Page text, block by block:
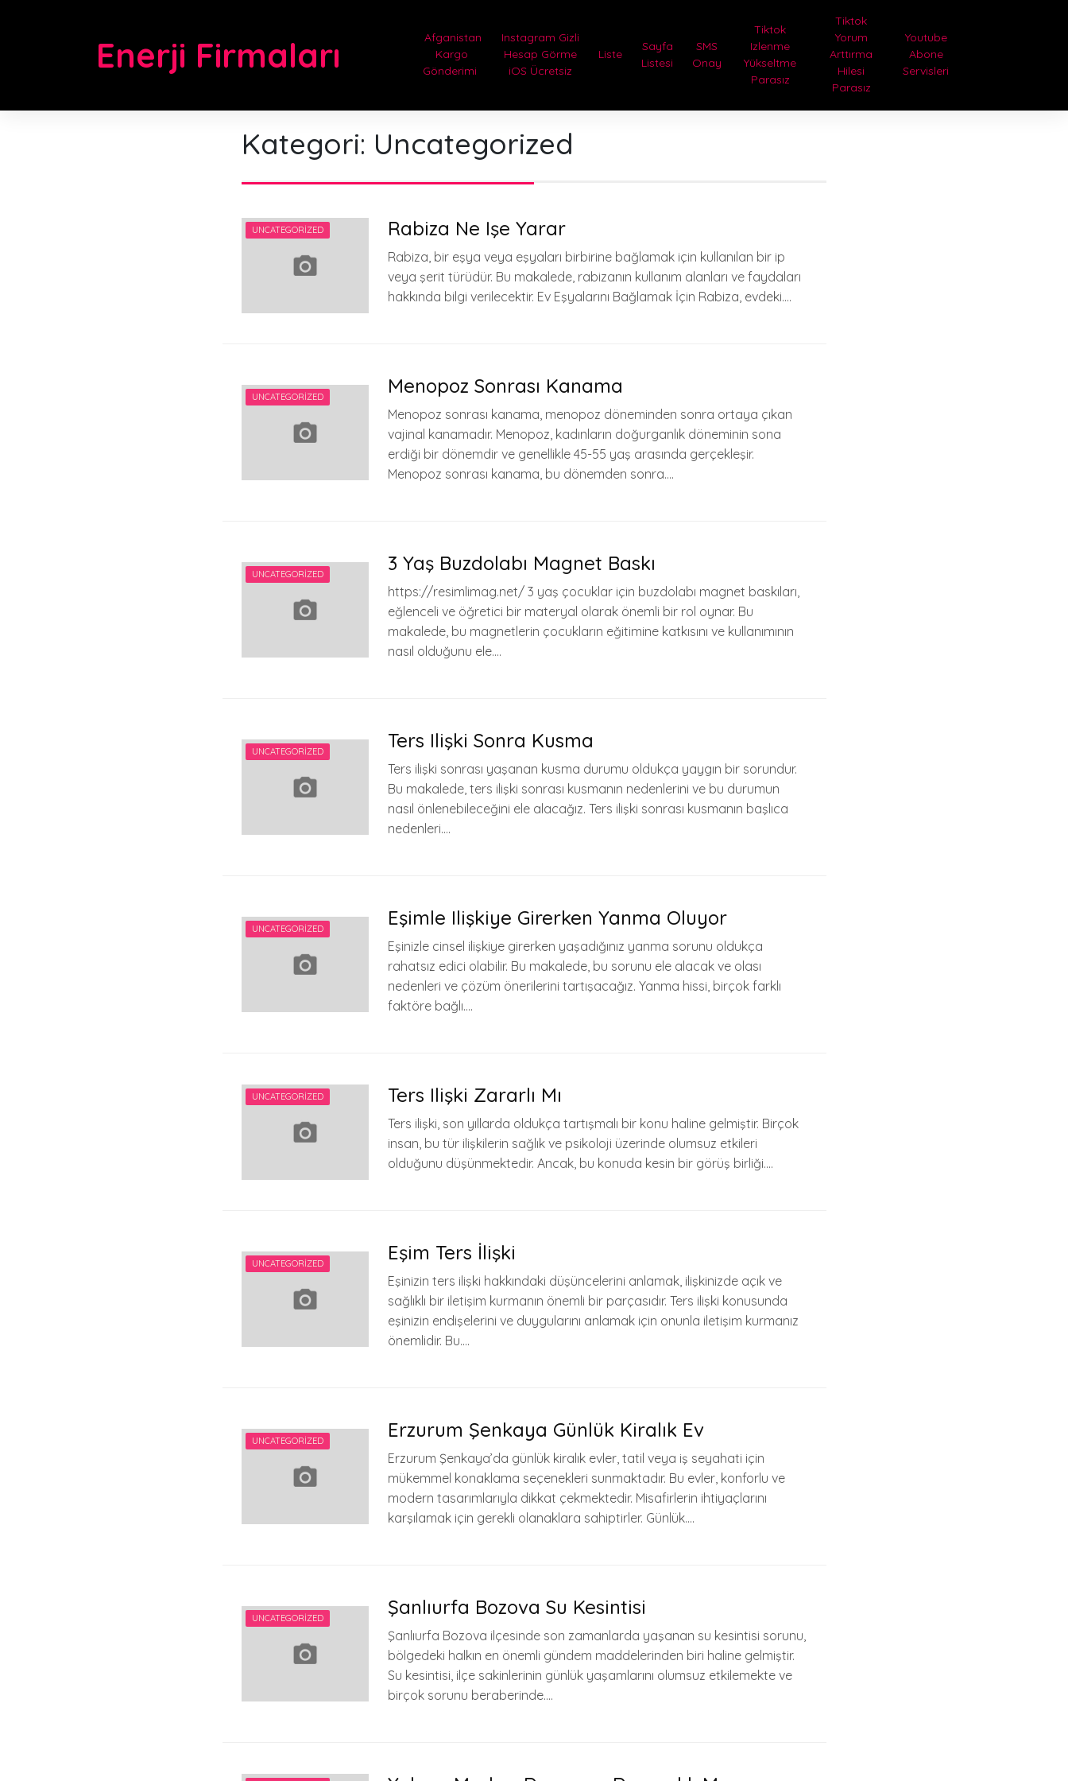
Enerji Firmaları
Afganistan
Kargo
Gönderimi
Instagram Gizli
Hesap Görme
iOS Ücretsiz
Liste
Sayfa
Listesi
SMS
Onay
Tiktok
Izlenme
Yükseltme
Parasız
Tiktok
Yorum
Arttırma
Hilesi
Parasız
Youtube
Abone
Servisleri
Kategori: Uncategorized
UNCATEGORIZED Rabiza Ne Işe Yarar
Rabiza, bir eşya veya eşyaları birbirine bağlamak için kullanılan bir ip
veya şerit türüdür. Bu makalede, rabizanın kullanım alanları ve faydaları
hakkında bilgi verilecektir. Ev Eşyalarını Bağlamak İçin Rabiza, evdeki….
UNCATEGORIZED Menopoz Sonrası Kanama
Menopoz sonrası kanama, menopoz döneminden sonra ortaya çıkan
vajinal kanamadır. Menopoz, kadınların doğurganlık döneminin sona
erdiği bir dönemdir ve genellikle 45-55 yaş arasında gerçekleşir.
Menopoz sonrası kanama, bu dönemden sonra….
UNCATEGORIZED 3 Yaş Buzdolabı Magnet Baskı
https://resimlimag.net/ 3 yaş çocuklar için buzdolabı magnet baskıları,
eğlenceli ve öğretici bir materyal olarak önemli bir rol oynar. Bu
makalede, bu magnetlerin çocukların eğitimine katkısını ve kullanımının
nasıl olduğunu ele….
UNCATEGORIZED Ters Ilişki Sonra Kusma
Ters ilişki sonrası yaşanan kusma durumu oldukça yaygın bir sorundur.
Bu makalede, ters ilişki sonrası kusmanın nedenlerini ve bu durumun
nasıl önlenebileceğini ele alacağız. Ters ilişki sonrası kusmanın başlıca
nedenleri….
UNCATEGORIZED Eşimle Ilişkiye Girerken Yanma Oluyor
Eşinizle cinsel ilişkiye girerken yaşadığınız yanma sorunu oldukça
rahatsız edici olabilir. Bu makalede, bu sorunu ele alacak ve olası
nedenleri ve çözüm önerilerini tartışacağız. Yanma hissi, birçok farklı
faktöre bağlı….
UNCATEGORIZED Ters Ilişki Zararlı Mı
Ters ilişki, son yıllarda oldukça tartışmalı bir konu haline gelmiştir. Birçok
insan, bu tür ilişkilerin sağlık ve psikoloji üzerinde olumsuz etkileri
olduğunu düşünmektedir. Ancak, bu konuda kesin bir görüş birliği….
UNCATEGORIZED Eşim Ters İlişki
Eşinizin ters ilişki hakkındaki düşüncelerini anlamak, ilişkinizde açık ve
sağlıklı bir iletişim kurmanın önemli bir parçasıdır. Ters ilişki konusunda
eşinizin endişelerini ve duygularını anlamak için onunla iletişim kurmanız
önemlidir. Bu….
UNCATEGORIZED Erzurum Şenkaya Günlük Kiralık Ev
Erzurum Şenkaya’da günlük kiralık evler, tatil veya iş seyahati için
mükemmel konaklama seçenekleri sunmaktadır. Bu evler, konforlu ve
modern tasarımlarıyla dikkat çekmektedir. Misafirlerin ihtiyaçlarını
karşılamak için gerekli olanaklara sahiptirler. Günlük….
UNCATEGORIZED Şanlıurfa Bozova Su Kesintisi
Şanlıurfa Bozova ilçesinde son zamanlarda yaşanan su kesintisi sorunu,
bölgedeki halkın en önemli gündem maddelerinden biri haline gelmiştir.
Su kesintisi, ilçe sakinlerinin günlük yaşamlarını olumsuz etkilemekte ve
birçok sorunu beraberinde….